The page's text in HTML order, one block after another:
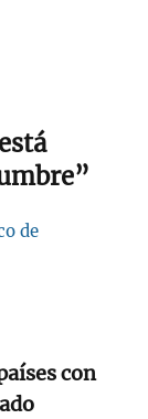
de
con